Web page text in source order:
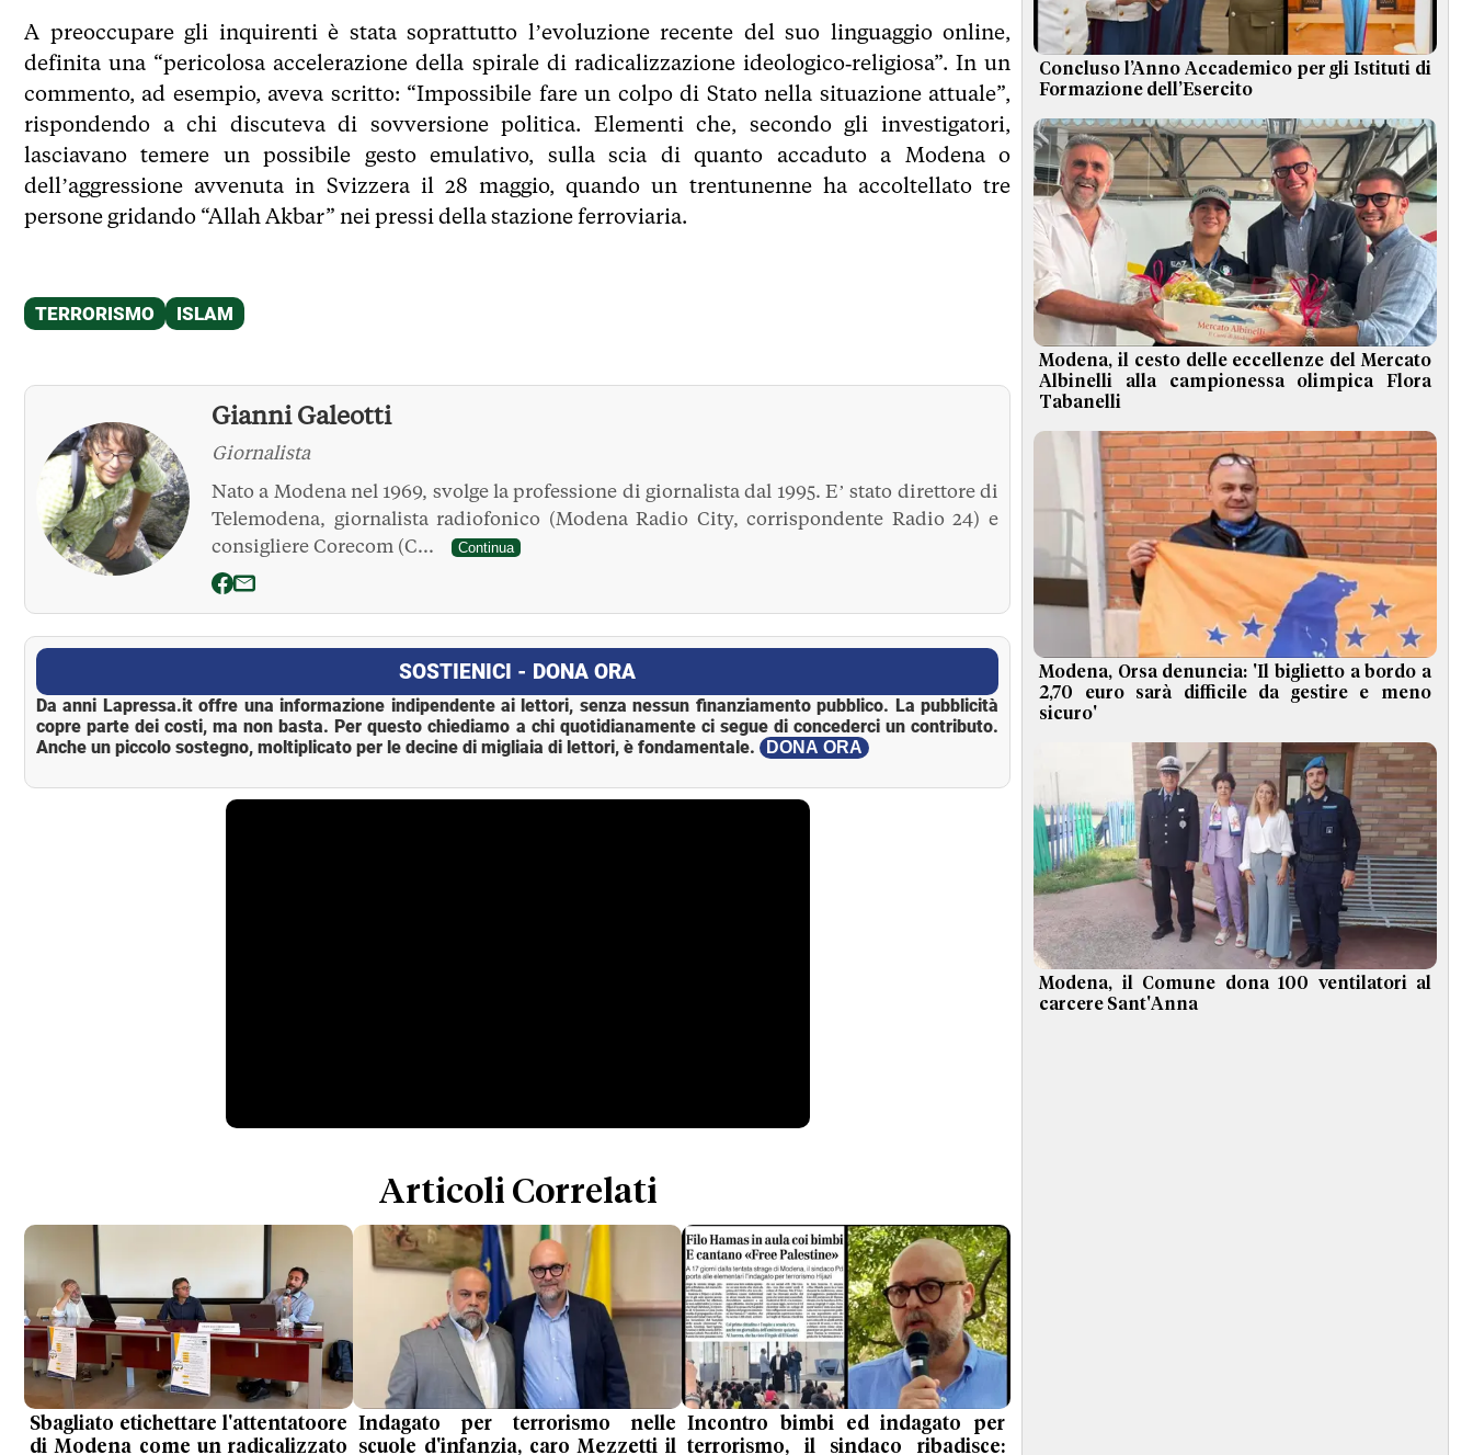
A preoccupare gli inquirenti è stata soprattutto l’evoluzione recente del suo linguaggio online,
definita una “pericolosa accelerazione della spirale di radicalizzazione ideologico‑religiosa”. In un
commento, ad esempio, aveva scritto: “Impossibile fare un colpo di Stato nella situazione attuale”,
rispondendo a chi discuteva di sovversione politica. Elementi che, secondo gli investigatori,
lasciavano temere un possibile gesto emulativo, sulla scia di quanto accaduto a Modena o
dell’aggressione avvenuta in Svizzera il 28 maggio, quando un trentunenne ha accoltellato tre
persone gridando “Allah Akbar” nei pressi della stazione ferroviaria.
Gianni Galeotti
Giornalista
Nato a Modena nel 1969, svolge la professione di giornalista dal 1995. E’ stato direttore di
Telemodena, giornalista radiofonico (Modena Radio City, corrispondente Radio 24) e
consigliere Corecom (C...
Continua
La Pressa
SOSTIENICI - DONA ORA
Da anni Lapressa.it offre una informazione indipendente ai lettori, senza nessun finanziamento pubblico. La pubblicità
copre parte dei costi, ma non basta. Per questo chiediamo a chi quotidianamente ci segue di concederci un contributo.
Anche un piccolo sostegno, moltiplicato per le decine di migliaia di lettori, è fondamentale.
DONA ORA
Articoli Correlati
Sbagliato etichettare l'attentatoore
di Modena come un radicalizzato
Indagato per terrorismo nelle
scuole d'infanzia, caro Mezzetti il
Incontro bimbi ed indagato per
terrorismo, il sindaco ribadisce:
Concluso l’Anno Accademico per gli Istituti di
Formazione dell’Esercito
Modena, il cesto delle eccellenze del Mercato
Albinelli alla campionessa olimpica Flora
Tabanelli
Modena, Orsa denuncia: 'Il biglietto a bordo a
2,70 euro sarà difficile da gestire e meno
sicuro'
Modena, il Comune dona 100 ventilatori al
carcere Sant'Anna